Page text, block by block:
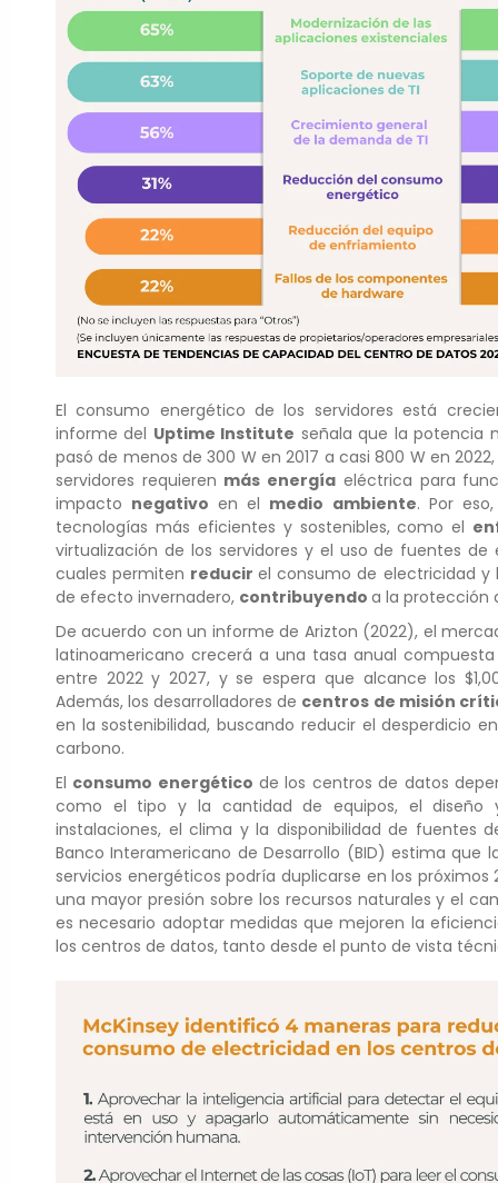
El consumo energético de los servidores está
informe del Uptime Institute señala que la potencia
pasó de menos de 300 W en 2017 a casi 800 W en
servidores requieren más energía eléctrica para
impacto negativo en el medio ambiente. Por
tecnologías más eficientes y sostenibles, como el
virtualización de los servidores y el uso de fuentes de
cuales permiten reducirel consumo de electricidad y
de efecto invernadero, contribuyendo a la protección
De acuerdo con un informe de Arizton (2022), el
latinoamericano crecerá a una tasa anual compuesta
entre 2022 y 2027, y se espera que alcance los
Además, los desarrolladores de centros de misión
en la sostenibilidad, buscando reducir el desperdicio
carbono.
El consumo energético de los centros de datos
como el tipo y la cantidad de equipos, el diseño
instalaciones, el clima y la disponibilidad de fuentes
Banco Interamericano de Desarrollo (BID) estima que
servicios energéticos podría duplicarse en los próximos
una mayor presión sobre los recursos naturales y el
es necesario adoptar medidas que mejoren la
los centros de datos, tanto desde el punto de vista